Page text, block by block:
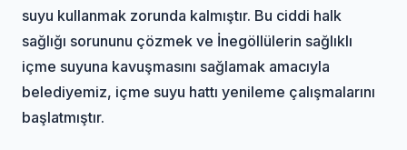
suyu kullanmak zorunda kalmıştır. Bu ciddi halk
sağlığı sorununu çözmek ve İnegöllülerin sağlıklı
içme suyuna kavuşmasını sağlamak amacıyla
belediyemiz, içme suyu hattı yenileme çalışmalarını
başlatmıştır.